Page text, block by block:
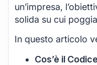
un’impresa,
solida su cui
In questo articolo
Cos’è il